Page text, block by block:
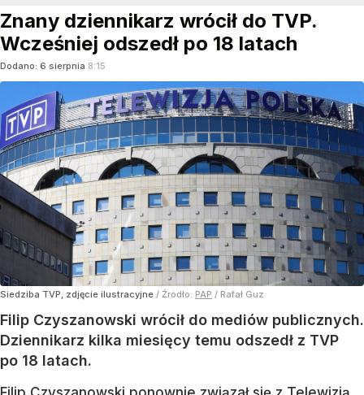
Znany dziennikarz wrócił do TVP.
Wcześniej odszedł po 18 latach
Dodano: 6 sierpnia 8:15
Siedziba TVP, zdjęcie ilustracyjne / Źródło: PAP / Rafał Guz
Filip Czyszanowski wrócił do mediów publicznych.
Dziennikarz kilka miesięcy temu odszedł z TVP
po 18 latach.